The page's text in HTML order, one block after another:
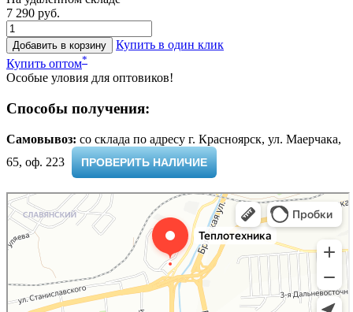
7 290 руб.
Добавить в корзину
Купить в один клик
Купить оптом*
Особые уловия для оптовиков!
Способы получения:
Самовывоз: cо склада по адресу г. Красноярск, ул. Маерчака,
65, оф. 223 ​
ПРОВЕРИТЬ НАЛИЧИЕ